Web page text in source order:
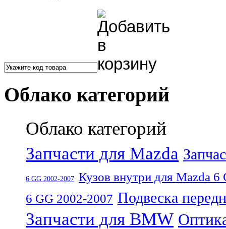
Облако категорий
Облако категорий
Запчасти для Mazda
6 GG 2002-2007 Кузов внутри для Mazda 6
6 GG 2002-2007 Подвеска
Запчасти для BMW